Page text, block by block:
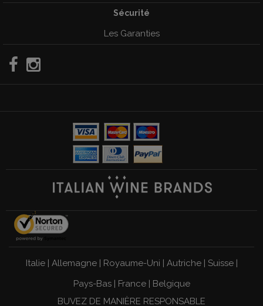
Sécurité
Les Garanties
Italie| Allemagne| Royaume-Uni Autriche| Suisse|
Pays-Bas| France|
Belgique
BUVEZ DE MANIÈRE RESPONSABLE